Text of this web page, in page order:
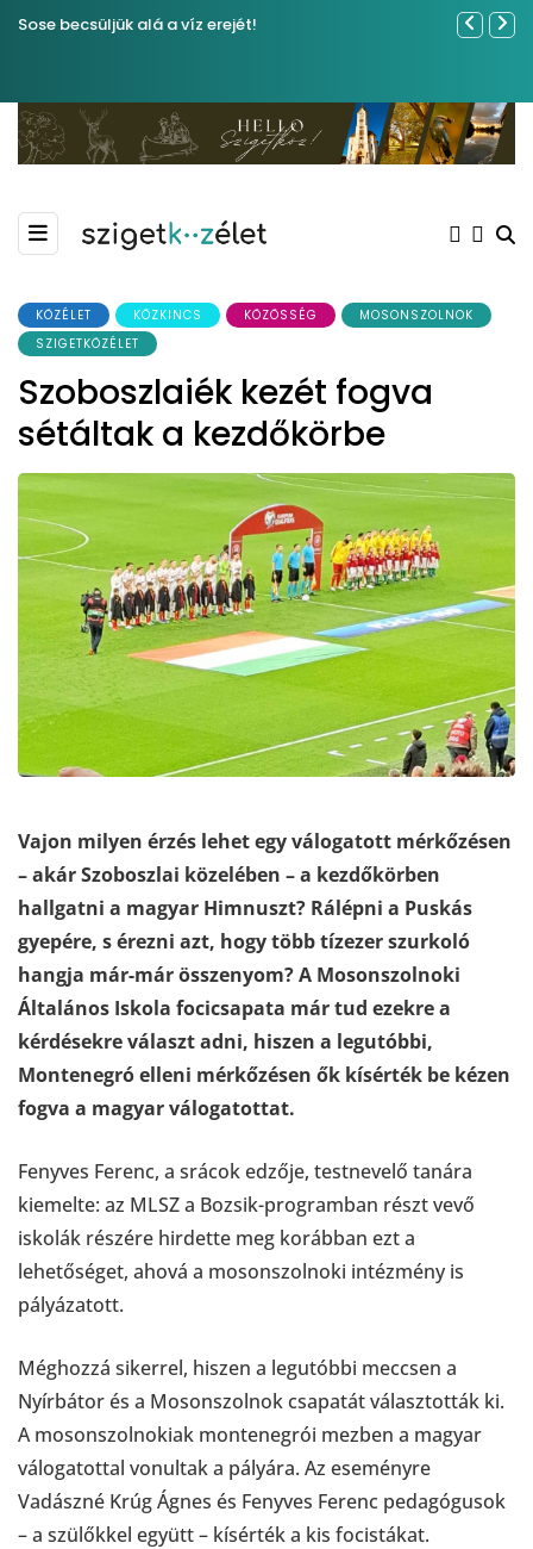
Sose becsüljük alá a víz erejét!
Közel
KÖZÉLET KÖZKINCS KÖZÖSSÉG
MOSONSZOLNOK
SZIGETKÖZÉLET
Szoboszlaiék kezét fogva
sétáltak a kezdőkörbe
Vajon milyen érzés lehet egy válogatott mérkőzésen
– akár Szoboszlai közelében – a kezdőkörben
hallgatni a magyar Himnuszt? Rálépni a Puskás
gyepére, s érezni azt, hogy több tízezer szurkoló
hangja már-már összenyom? A Mosonszolnoki
Általános Iskola focicsapata már tud ezekre a
kérdésekre választ adni, hiszen a legutóbbi,
Montenegró elleni mérkőzésen ők kísérték be kézen
fogva a magyar válogatottat.
Fenyves Ferenc, a srácok edzője, testnevelő tanára
kiemelte: az MLSZ a Bozsik-programban részt vevő
iskolák részére hirdette meg korábban ezt a
lehetőséget, ahová a mosonszolnoki intézmény is
pályázatott.
Méghozzá sikerrel, hiszen a legutóbbi meccsen a
Nyírbátor és a Mosonszolnok csapatát választották ki.
A mosonszolnokiak montenegrói mezben a magyar
válogatottal vonultak a pályára. Az eseményre
Vadászné Krúg Ágnes és Fenyves Ferenc pedagógusok
– a szülőkkel együtt – kísérték a kis focistákat.